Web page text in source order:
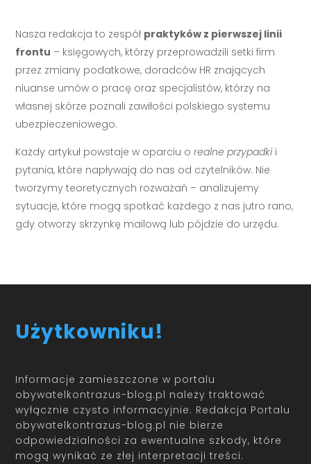
Nasza redakcja to zespół praktyków z pierwszej linii
frontu – księgowych, którzy przeprowadzili setki firm
przez zmiany podatkowe, doradców HR znających
niuanse umów o pracę oraz specjalistów, którzy na
własnej skórze poznali zawiłości polskiego systemu
ubezpieczeniowego.
Każdy artykuł powstaje w oparciu orealne przypadkii
pytania, które napływają do nas od czytelników. Nie
tworzymy teoretycznych rozważań – analizujemy
sytuacje, które mogą spotkać każdego z nas jutro rano,
gdy otworzy skrzynkę mailową lub pójdzie do urzędu.
Użytkowniku!
Informacje zamieszczone w portalu
obywatelkontrazus-blog.pl należy traktować
wyłącznie czysto informacyjnie. Redakcja Portalu
obywatelkontrazus-blog.pl nie bierze
odpowiedzialności za ewentualne szkody, które
mogą wynikać ze złej interpretacji treści.